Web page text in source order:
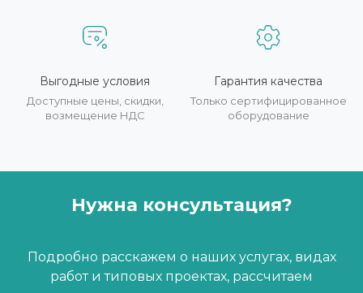
Выгодные условия
Доступные цены, скидки,
возмещение НДС
Гарантия качества
Только сертифицированное
оборудование
Нужна консультация?
Подробно расскажем о наших услугах, видах
работ и типовых проектах, рассчитаем